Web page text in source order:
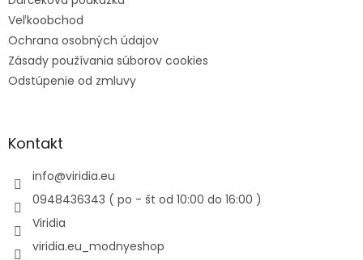
Veľkoobchod
Ochrana osobných údajov
Zásady používania súborov cookies
Odstúpenie od zmluvy
Kontakt
info@viridia.eu
0948436343 ( po - št od 10:00 do 16:00 )
Viridia
viridia.eu_modnyeshop